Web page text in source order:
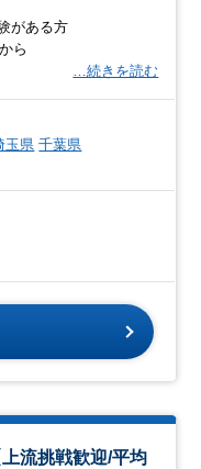
がある方
ら
…続きを読む
玉県 千葉県
流挑戦歓迎/平均